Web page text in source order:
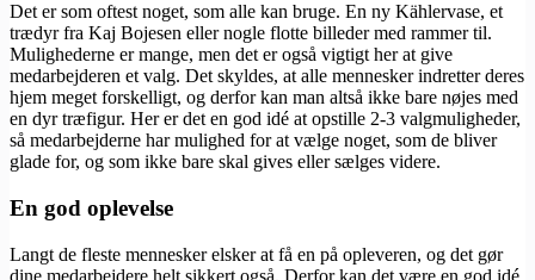
Det er som oftest noget, som alle kan bruge. En ny Kählervase, et
trædyr fra Kaj Bojesen eller nogle flotte billeder med rammer til.
Mulighederne er mange, men det er også vigtigt her at give
medarbejderen et valg. Det skyldes, at alle mennesker indretter deres
hjem meget forskelligt, og derfor kan man altså ikke bare nøjes med
en dyr træfigur. Her er det en god idé at opstille 2-3 valgmuligheder,
så medarbejderne har mulighed for at vælge noget, som de bliver
glade for, og som ikke bare skal gives eller sælges videre.
En god oplevelse
Langt de fleste mennesker elsker at få en på opleveren, og det gør
dine medarbejdere helt sikkert også. Derfor kan det være en god idé